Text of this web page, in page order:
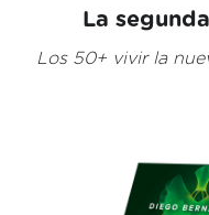
La
Los 50+ vivir la